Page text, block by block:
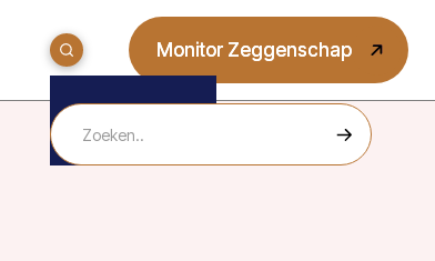
Monitor Zeggenschap
Monitor Zeggenschap